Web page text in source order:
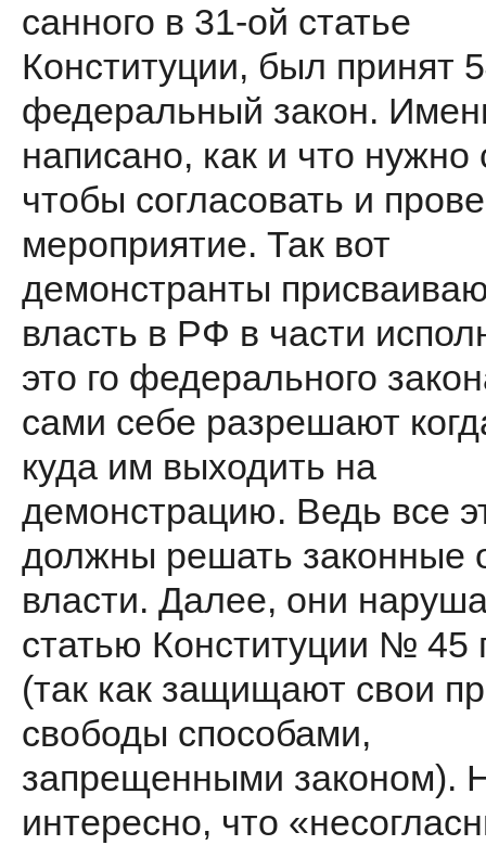
санного в 31-ой статье
Конституции, был принят
федеральный за­кон.
написано, как и что нужно
чтобы согласовать и
мероприятие. Так вот
демонстранты
власть в РФ в части
это­ го федерального
сами себе разрешают
куда им выходить на
демонстрацию. Ведь все
должны решать законные
власти. Далее, они
статью Конституции № 45
(так как защищают свои
свободы спосо­бами,
запрещенными законом).
интересно, что